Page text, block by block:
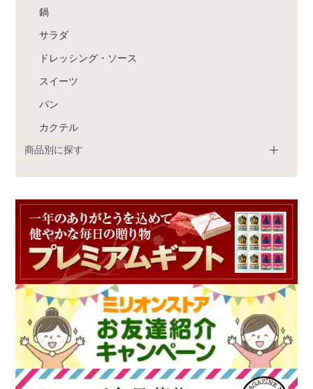
鍋
サラダ
ドレッシング・ソース
スイーツ
パン
カクテル
商品別に探す